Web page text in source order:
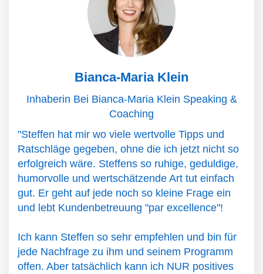
Bianca-Maria Klein
Inhaberin Bei Bianca-Maria Klein Speaking &
Coaching
"Steffen hat mir wo viele wertvolle Tipps und
Ratschläge gegeben, ohne die ich jetzt nicht so
erfolgreich wäre. Steffens so ruhige, geduldige,
humorvolle und wertschätzende Art tut einfach
gut. Er geht auf jede noch so kleine Frage ein
und lebt Kundenbetreuung "par excellence"!
Ich kann Steffen so sehr empfehlen und bin für
jede Nachfrage zu ihm und seinem Programm
offen. Aber tatsächlich kann ich NUR positives